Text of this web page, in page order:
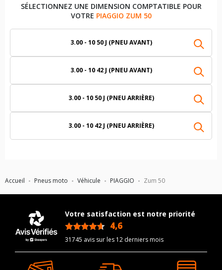
Accueil Pneus moto Véhicule PIAGGIO Zum 50
SÉLECTIONNEZ UNE DIMENSION COMPTATIBLE POUR
VOTRE PIAGGIO ZUM 50
3.00 - 10 50 J (PNEU AVANT)
3.00 - 10 42 J (PNEU AVANT)
3.00 - 10 50 J (PNEU ARRIÈRE)
3.00 - 10 42 J (PNEU ARRIÈRE)
Votre satisfaction est notre priorité
4,6
31745 avis sur les 12 derniers mois